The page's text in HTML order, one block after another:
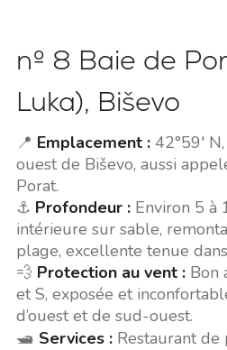
nº 8 Baie de
Luka), Biševo
📍 Emplacement :42°59' N,
ouest de Biševo, aussi
Porat.
⚓ Profondeur :Environ 5 à
intérieure sur sable,
plage, excellente tenue
💨 Protection au vent :Bon
et S, exposée et
d’ouest et de sud-ouest.
🛥️ Services :Restaurant de